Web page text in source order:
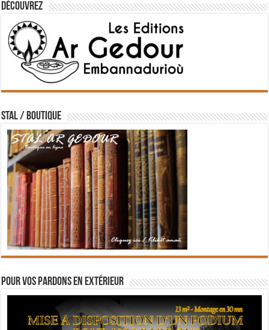
Découvrez
STAL / BOUTIQUE
Pour vos pardons en extérieur